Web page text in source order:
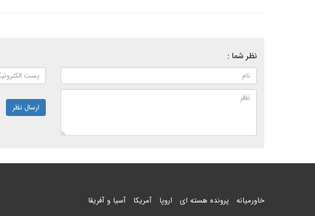
نظر شما :
ارسال نظر
خاورمیانه پرونده هسته ای اروپا آمریکا آسیا و آفریقا